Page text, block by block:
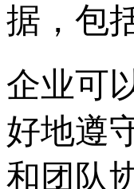
据，包
企业可
好地遵
和团队